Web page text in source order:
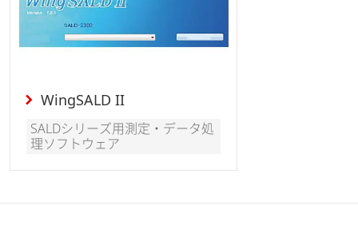
WingSALD II
SALDシリーズ用測定・データ処
理ソフトウェア